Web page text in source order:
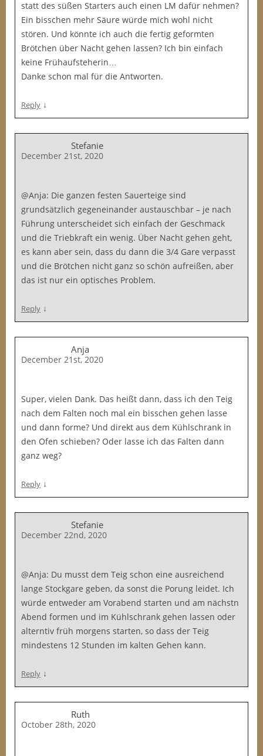
statt des süßen Starters auch einen LM dafür nehmen?
Ein bisschen mehr Säure würde mich wohl nicht
stören. Und könnte ich auch die fertig geformten
Brötchen über Nacht gehen lassen? Ich bin einfach
keine Frühaufsteherin…
Danke schon mal für die Antworten.
Reply ↓
Stefanie
December 21st, 2020
@Anja: Die ganzen festen Sauerteige sind
grundsätzlich gegeneinander austauschbar – je nach
Führung unterscheidet sich einfach der Geschmack
und die Triebkraft ein wenig. Über Nacht gehen geht,
es kann aber sein, dass du dann die 3/4 Gare verpasst
und die Brötchen nicht ganz so schön aufreißen, aber
das ist nur ein optisches Problem.
Reply ↓
Anja
December 21st, 2020
Super, vielen Dank. Das heißt dann, dass ich den Teig
nach dem Falten noch mal ein bisschen gehen lasse
und dann forme? Und direkt aus dem Kühlschrank in
den Ofen schieben? Oder lasse ich das Falten dann
ganz weg?
Reply ↓
Stefanie
December 22nd, 2020
@Anja: Du musst dem Teig schon eine ausreichend
lange Stockgare geben, da sonst die Porung leidet. Ich
würde entweder am Vorabend starten und am nächstn
Abend formen und im Kühlschrank gehen lassen oder
alterntiv früh morgens starten, so dass der Teig
mindestens 12 Stunden im kalten Gehen kann.
Reply ↓
Ruth
October 28th, 2020